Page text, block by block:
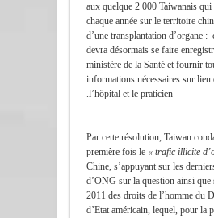
aux quelque 2 000 Taiwanais qui
chaque année sur le territoire
d’une transplantation d’organe :
devra désormais se faire
ministère de la Santé et fournir
informations nécessaires sur lieu
l’hôpital et le praticien.
Par cette résolution, Taiwan
première fois le « trafic illicite
Chine, s’appuyant sur les
d’ONG sur la question ainsi que
2011 des droits de l’homme du
d’Etat américain, lequel, pour la